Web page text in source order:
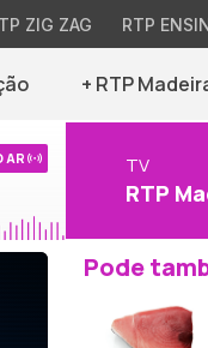
ZIG ZAG RTP
+ RTP
AR TV
RTP
Pode